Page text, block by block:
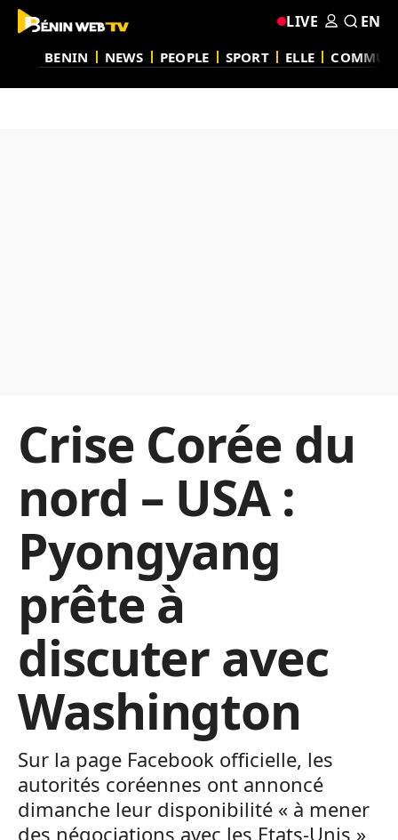
BENIN NEWS PEOPLE SPORT ELLE
LIVE EN
Crise Corée du
nord – USA :
Pyongyang
prête à
discuter avec
Washington
Sur la page Facebook officielle, les
autorités coréennes ont annoncé
dimanche leur disponibilité « à mener
des négociations avec les Etats-Unis »,